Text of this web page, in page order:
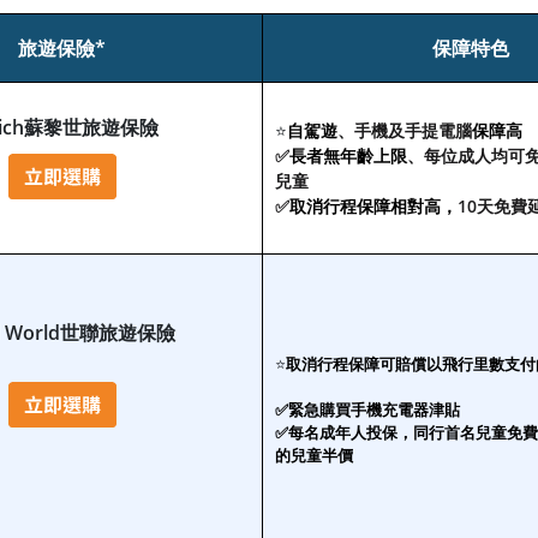
旅遊保險* 保障特色
蘇黎世旅遊保險 ⭐自駕遊、手機及手提電腦保障高
✅長者無年齡上限、每位成人均可
兒童
✅取消行程保障相對高， 10天免費
世聯旅遊保險
⭐取消行程保障可賠償以飛行里數支
✅緊急購買手機充電器津貼
✅每名成年人投保，同行首名兒童免
的兒童半價